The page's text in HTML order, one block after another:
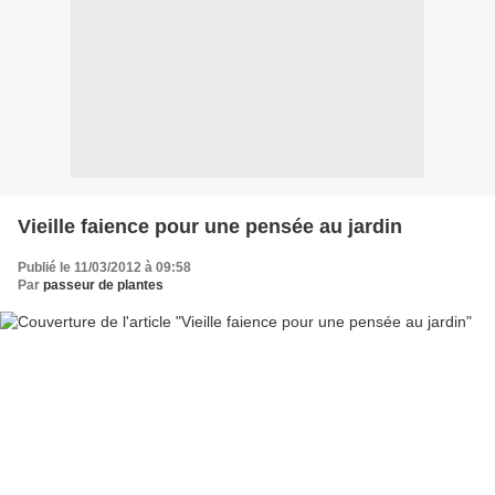
Vieille faience pour une pensée au jardin
Publié le 11/03/2012 à 09:58
Par passeur de plantes